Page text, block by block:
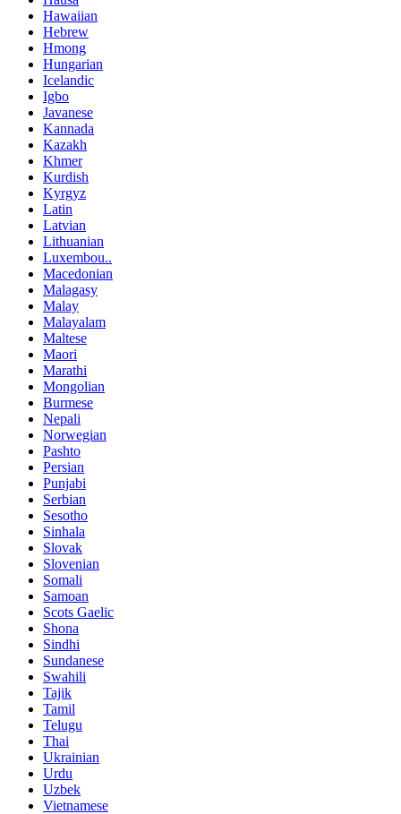
Hawaiian
Hebrew
Hmong
Hungarian
Icelandic
Igbo
Javanese
Kannada
Kazakh
Khmer
Kurdish
Kyrgyz
Latin
Latvian
Lithuanian
Luxembou..
Macedonian
Malagasy
Malay
Malayalam
Maltese
Maori
Marathi
Mongolian
Burmese
Nepali
Norwegian
Pashto
Persian
Punjabi
Serbian
Sesotho
Sinhala
Slovak
Slovenian
Somali
Samoan
Scots Gaelic
Shona
Sindhi
Sundanese
Swahili
Tajik
Tamil
Telugu
Thai
Ukrainian
Urdu
Uzbek
Vietnamese